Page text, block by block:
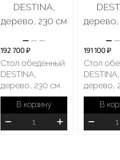
192 700 ₽
Стол обеденный
DESTINA,
дерево, 230 cм
В корзину
191 100 ₽
Стол
DESTINA,
дерево,
В